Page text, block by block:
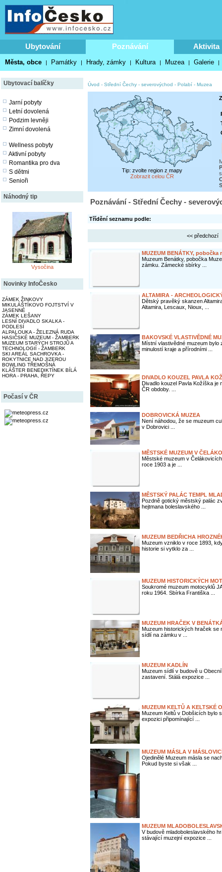
Ubytování Poznávání Aktivita
Města, obce | Památky | Hrady, zámky | Kultura | Muzea | Galerie |
Ubytovací balíčky
Jarní pobyty
Letní dovolená
Podzim levněji
Zimní dovolená
Wellness pobyty
Aktivní pobyty
Romantika pro dva
S dětmi
Senioři
Náhodný tip
Vysočina
Novinky InfoČesko
ZÁMEK ŽINKOVY
MIKULÁŠTÍKOVO FOJTSTVÍ V
JASENNÉ
ZÁMEK LEŠANY
LESNÍ DIVADLO SKALKA -
PODLESÍ
ALPALOUKA - ŽELEZNÁ RUDA
HASIČSKÉ MUZEUM - ŽAMBERK
MUZEUM STARÝCH STROJŮ A
TECHNOLOGIÍ - ŽAMBERK
SKI AREÁL SACHROVKA -
ROKYTNICE NAD JIZEROU
BOWLING TŘEMOŠNÁ
KLÁŠTER BENEDIKTÍNEK BÍLÁ
HORA - PRAHA, ŘEPY
Počasí v ČR
Úvod - Střední Čechy - severovýchod - Polabí - Muzea
Tip: zvolte region z mapy
Zobrazit celou ČR
Poznávání - Střední Čechy -
Třídění seznamu podle:
<< předchozí
MUZEUM BENÁTKY,
Muzeum Benátky, pobočka
zámku. Zámecké sbírky ...
ALTAMIRA -
Dětský pravěký skanzen
Altamira, Lescaux, Nioux, ...
BAKOVSKÉ VLASTIVĚDNÉ
Místní vlastivědné muzeum bylo
minulostí kraje a přírodními ...
DIVADLO KOUZEL PAVLA
Divadlo kouzel Pavla Kožíška je
ČR obdoby. ...
DOBROVICKÁ MUZEA
Není náhodou, že se muzeum
v Dobrovici ...
MĚSTSKÉ MUZEUM V
Městské muzeum v
roce 1903 a je ...
MĚSTSKÝ PALÁC TEMPL
Pozdně gotický městský palác
hejtmana boleslavského ...
MUZEUM BEDŘICHA
Muzeum vzniklo v roce 1893,
historie si vytklo za ...
MUZEUM HISTORICKÝCH
Soukromé muzeum motocyklů
roku 1964. Sbírka Františka ...
MUZEUM HRAČEK V
Muzeum historických hraček se
sídlí na zámku v ...
MUZEUM KADLÍN
Muzeum sídlí v budově u
zastavení. Stálá expozice ...
MUZEUM KELTŮ A KELTSKÉ
Muzeum Keltů v Dobšicích bylo
expozici připomínající ...
MUZEUM MÁSLA V
Ojedinělé Muzeum másla se
Pokud byste si však ...
MUZEUM
V budově mladoboleslavského
stávající muzejní expozice ...